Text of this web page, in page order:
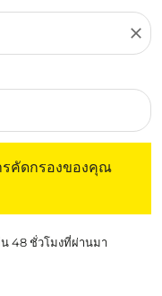
close
คัดกรองของคุณ
48 ชั่วโมงที่ผ่านมา